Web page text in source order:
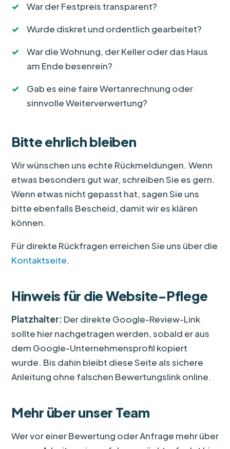
War der Festpreis transparent?
Wurde diskret und ordentlich gearbeitet?
War die Wohnung, der Keller oder das Haus
am Ende besenrein?
Gab es eine faire Wertanrechnung oder
sinnvolle Weiterverwertung?
Bitte ehrlich bleiben
Wir wünschen uns echte Rückmeldungen. Wenn
etwas besonders gut war, schreiben Sie es gern.
Wenn etwas nicht gepasst hat, sagen Sie uns
bitte ebenfalls Bescheid, damit wir es klären
können.
Für direkte Rückfragen erreichen Sie uns über die
Kontaktseite.
Hinweis für die Website-Pflege
Platzhalter: Der direkte Google-Review-Link
sollte hier nachgetragen werden, sobald er aus
dem Google-Unternehmensprofil kopiert
wurde. Bis dahin bleibt diese Seite als sichere
Anleitung ohne falschen Bewertungslink online.
Mehr über unser Team
Wer vor einer Bewertung oder Anfrage mehr über